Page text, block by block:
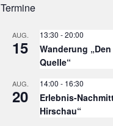
Termine
AUG.
15
13:30 -20:00
Wanderung
Quelle“
AUG.
20
14:00 - 16:30
Erlebnis-
Hirschau“